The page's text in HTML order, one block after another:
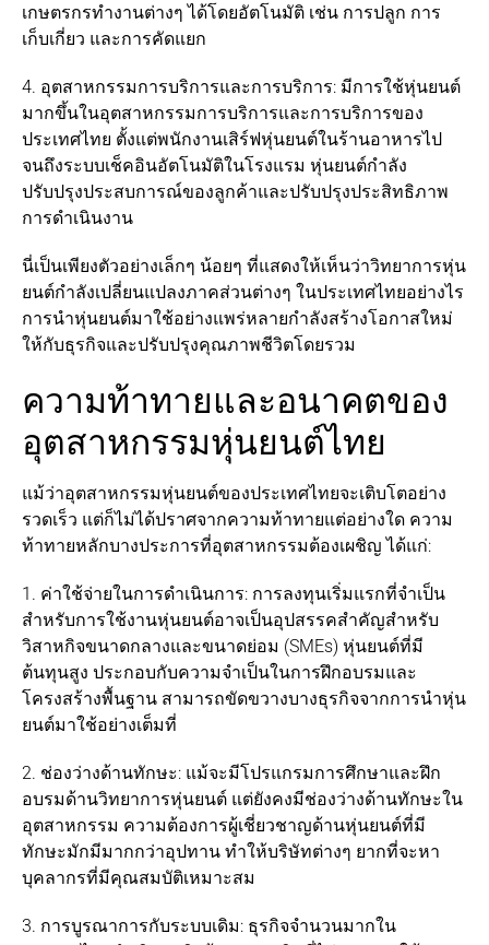
เกษตรกรทำงานต่างๆ ได้โดยอัตโนมัติ เช่น การปลูก การ
เก็บเกี่ยว และการคัดแยก
4. อุตสาหกรรมการบริการและการบริการ: มีการใช้หุ่นยนต์
มากขึ้นในอุตสาหกรรมการบริการและการบริการของ
ประเทศไทย ตั้งแต่พนักงานเสิร์ฟหุ่นยนต์ในร้านอาหารไป
จนถึงระบบเช็คอินอัตโนมัติในโรงแรม หุ่นยนต์กำลัง
ปรับปรุงประสบการณ์ของลูกค้าและปรับปรุงประสิทธิภาพ
การดำเนินงาน
นี่เป็นเพียงตัวอย่างเล็กๆ น้อยๆ ที่แสดงให้เห็นว่าวิทยาการหุ่น
ยนต์กำลังเปลี่ยนแปลงภาคส่วนต่างๆ ในประเทศไทยอย่างไร
การนำหุ่นยนต์มาใช้อย่างแพร่หลายกำลังสร้างโอกาสใหม่
ให้กับธุรกิจและปรับปรุงคุณภาพชีวิตโดยรวม
ความท้าทายและอนาคตของ
อุตสาหกรรมหุ่นยนต์ไทย
แม้ว่าอุตสาหกรรมหุ่นยนต์ของประเทศไทยจะเติบโตอย่าง
รวดเร็ว แต่ก็ไม่ได้ปราศจากความท้าทายแต่อย่างใด ความ
ท้าทายหลักบางประการที่อุตสาหกรรมต้องเผชิญ ได้แก่:
1. ค่าใช้จ่ายในการดำเนินการ: การลงทุนเริ่มแรกที่จำเป็น
สำหรับการใช้งานหุ่นยนต์อาจเป็นอุปสรรคสำคัญสำหรับ
วิสาหกิจขนาดกลางและขนาดย่อม (SMEs) หุ่นยนต์ที่มี
ต้นทุนสูง ประกอบกับความจำเป็นในการฝึกอบรมและ
โครงสร้างพื้นฐาน สามารถขัดขวางบางธุรกิจจากการนำหุ่น
ยนต์มาใช้อย่างเต็มที่
2. ช่องว่างด้านทักษะ: แม้จะมีโปรแกรมการศึกษาและฝึก
อบรมด้านวิทยาการหุ่นยนต์ แต่ยังคงมีช่องว่างด้านทักษะใน
อุตสาหกรรม ความต้องการผู้เชี่ยวชาญด้านหุ่นยนต์ที่มี
ทักษะมักมีมากกว่าอุปทาน ทำให้บริษัทต่างๆ ยากที่จะหา
บุคลากรที่มีคุณสมบัติเหมาะสม
3. การบูรณาการกับระบบเดิม: ธุรกิจจำนวนมากใน